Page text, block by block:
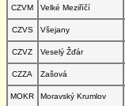
CZVM
Velké Meziříčí
CZVS
Všejany
CZVZ
Veselý Žďár
CZZA
Zašová
MOKR
Moravský Krumlov